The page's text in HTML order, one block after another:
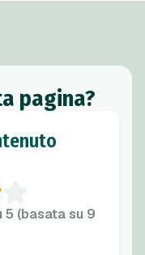
pagina?
5 (basata su 9